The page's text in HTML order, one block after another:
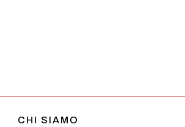
CHI SIAMO